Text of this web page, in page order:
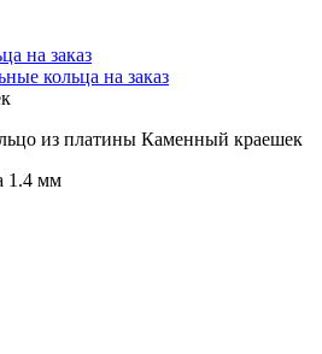
на заказ
кольца на заказ
из платины Каменный краешек
1.4 мм